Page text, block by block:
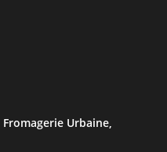
Fromagerie Urbaine,